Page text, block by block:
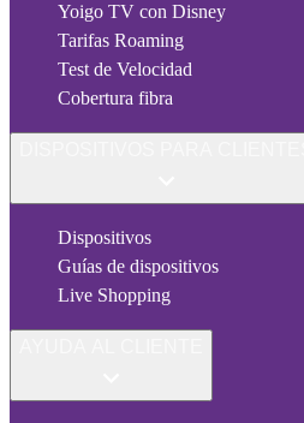
Yoigo TV con Disney
Tarifas Roaming
Test de Velocidad
Cobertura fibra
Dispositivos
Guías de dispositivos
Live Shopping